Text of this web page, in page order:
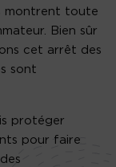
montrent toute
Bien sûr
cet arrêt des
sont
protéger
pour faire